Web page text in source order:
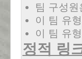
팀 구성
이 팀 유
이 팀 유
정적 링